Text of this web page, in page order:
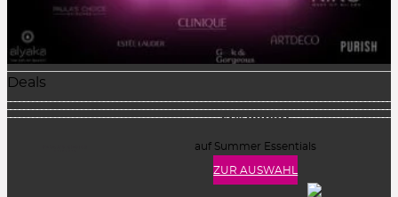
Deals
15% Rabatt
auf Summer Essentials
ZUR AUSWAHL